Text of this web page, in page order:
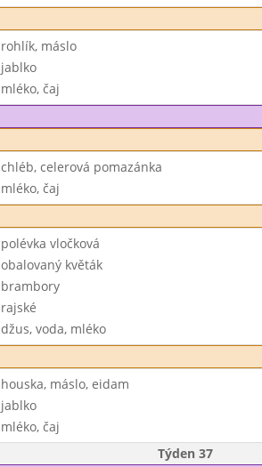
rohlík, máslo
jablko
mléko, čaj
chléb, celerová pomazánka
mléko, čaj
polévka vločková
obalovaný květák
brambory
rajské
džus, voda, mléko
houska, máslo, eidam
jablko
mléko, čaj
Týden 37